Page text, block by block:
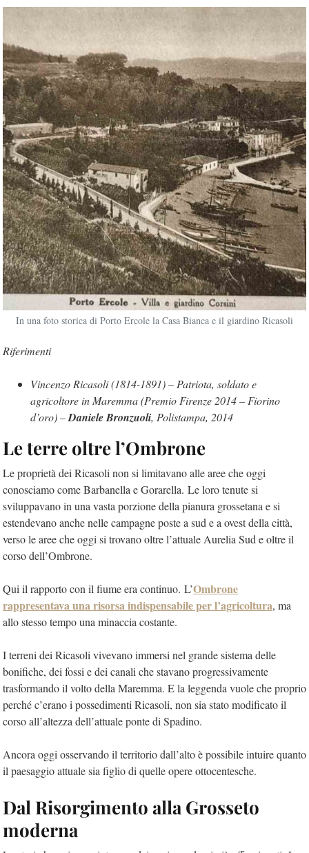
In una foto storica di Porto Ercole la Casa Bianca e il giardino Ricasoli
Riferimenti
Vincenzo Ricasoli (1814-1891) – Patriota, soldato e
agricoltore in Maremma (Premio Firenze 2014 – Fiorino
d’oro) –Daniele Bronzuoli, Polistampa, 2014
Le terre oltre l’Ombrone
Le proprietà dei Ricasoli non si limitavano alle aree che oggi
conosciamo come Barbanella e Gorarella. Le loro tenute si
sviluppavano in una vasta porzione della pianura grossetana e si
estendevano anche nelle campagne poste a sud e a ovest della città,
verso le aree che oggi si trovano oltre l’attuale Aurelia Sud e oltre il
corso dell’Ombrone.
Qui il rapporto con il fiume era continuo. L’Ombrone
rappresentava una risorsa indispensabile per l’agricoltura, ma
allo stesso tempo una minaccia costante.
I terreni dei Ricasoli vivevano immersi nel grande sistema delle
bonifiche, dei fossi e dei canali che stavano progressivamente
trasformando il volto della Maremma. E la leggenda vuole che proprio
perché c’erano i possedimenti Ricasoli, non sia stato modificato il
corso all’altezza dell’attuale ponte di Spadino.
Ancora oggi osservando il territorio dall’alto è possibile intuire quanto
il paesaggio attuale sia figlio di quelle opere ottocentesche.
Dal Risorgimento alla Grosseto
moderna